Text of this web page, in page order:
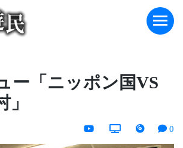
ー「ニッポン国VS
0